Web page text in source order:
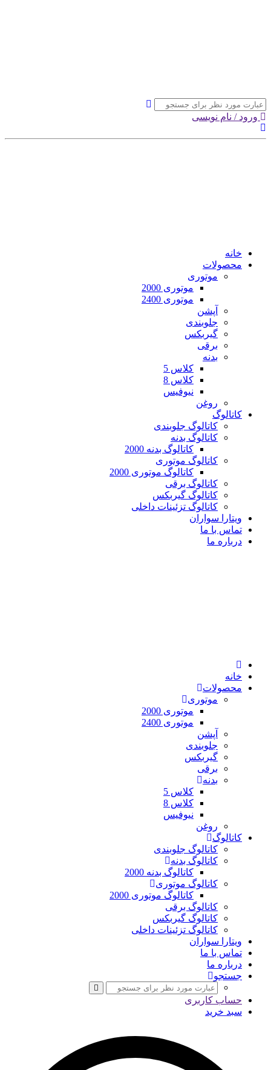
ورود / نام نویسی
خانه
محصولات
موتوری
موتوری 2000
موتوری 2400
آپشن
جلوبندی
گیربکس
برقی
بدنه
کلاس 5
کلاس 8
نیوفیس
روغن
کاتالوگ
کاتالوگ جلوبندی
کاتالوگ بدنه
کاتالوگ بدنه 2000
کاتالوگ موتوری
کاتالوگ موتوری 2000
کاتالوگ برقی
کاتالوگ گیربکس
کاتالوگ تزئینات داخلی
ویتارا سواران
تماس با ما
درباره ما
خانه
محصولات
موتوری
موتوری 2000
موتوری 2400
آپشن
جلوبندی
گیربکس
برقی
بدنه
کلاس 5
کلاس 8
نیوفیس
روغن
کاتالوگ
کاتالوگ جلوبندی
کاتالوگ بدنه
کاتالوگ بدنه 2000
کاتالوگ موتوری
کاتالوگ موتوری 2000
کاتالوگ برقی
کاتالوگ گیربکس
کاتالوگ تزئینات داخلی
ویتارا سواران
تماس با ما
درباره ما
جستجو
حساب کاربری
سبد خرید